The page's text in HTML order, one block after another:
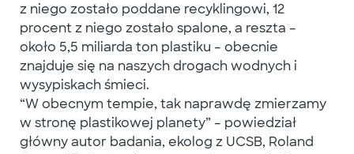
z niego zostało poddane recyklingowi, 12
procent z niego zostało spalone, a reszta –
około 5,5 miliarda ton plastiku – obecnie
znajduje się na naszych drogach wodnych i
wysypiskach śmieci.
“W obecnym tempie, tak naprawdę zmierzamy
w stronę plastikowej planety” – powiedział
główny autor badania, ekolog z UCSB, Roland